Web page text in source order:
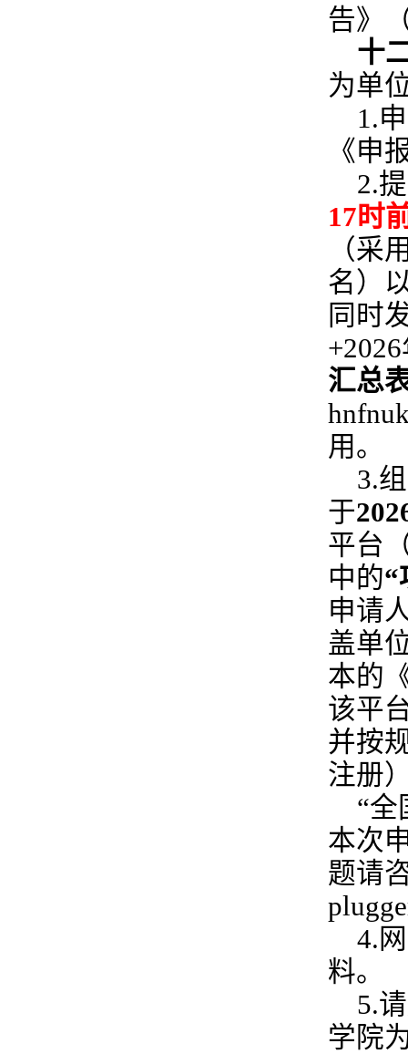
告》
十
为单
1.
《申
2.
17时
（采
名）
同时
+2026
汇总
用。
3.
于202
平台
中的“
申请
盖单
本的
该平
并按
注册
“全
本次
题请
4.
料。
5.
学院